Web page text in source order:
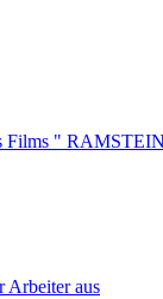
Films "
Arbeiter aus